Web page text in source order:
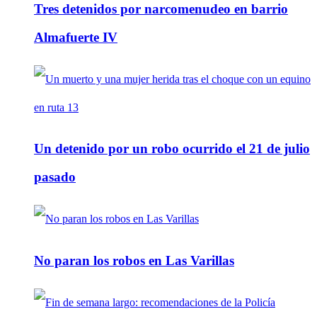
Tres detenidos por narcomenudeo en barrio
Almafuerte IV
Un detenido por un robo ocurrido el 21 de julio
pasado
No paran los robos en Las Varillas